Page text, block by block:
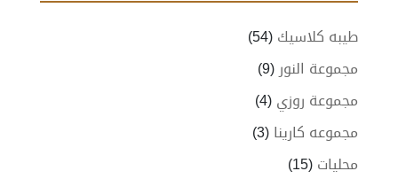
طيبه كلاسيك(54)
مجموعة النور(9)
مجموعة روزي(4)
مجموعه كارينا(3)
محليات(15)